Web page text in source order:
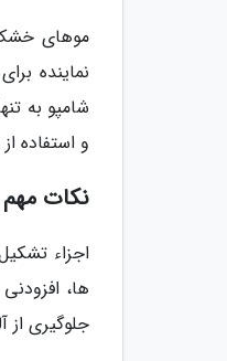
موهای خشک
نماینده
شامپو به
و استفاده
نکات
اجزاء
ها،
جلوگیری از